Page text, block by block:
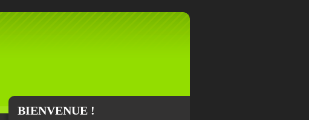
BIENVENUE !